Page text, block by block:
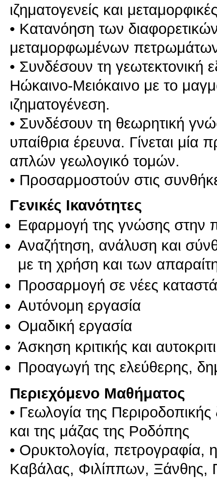
ιζηματογενείς και
• Κατανόηση των
μεταμορφωμένων
• Συνδέσουν τη γεωτεκτονική
Ηώκαινο-Μειόκαινο με το
ιζηματογένεση.
• Συνδέσουν τη θεωρητική
υπαίθρια έρευνα. Γίνεται
απλών γεωλογικό τομών.
Γενικές Ικανότητες
Εφαρμογή της γνώσης στην
Αναζήτηση, ανάλυση και
με τη χρήση και των
Προσαρμογή σε νέες
Αυτόνομη εργασία
Ομαδική εργασία
Άσκηση κριτικής και
Προαγωγή της ελεύθερης,
Περιεχόμενο Μαθήματος
• Γεωλογία της
και της μάζας της Ροδόπης
• Ορυκτολογία, πετρογραφία,
Καβάλας, Φιλίππων, Ξάνθης,